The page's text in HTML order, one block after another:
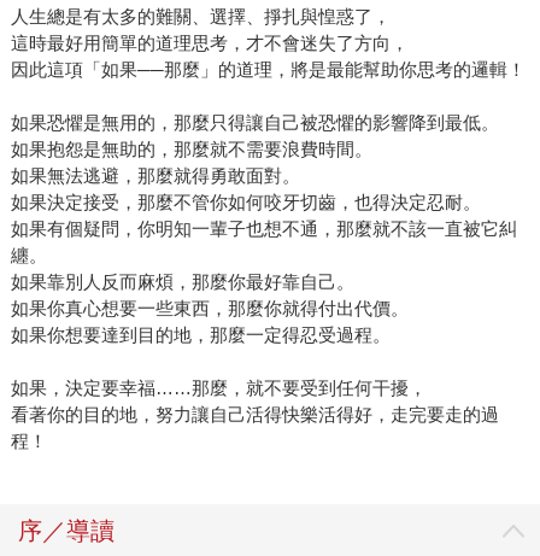
因為閱讀是很自我的活動，吳淡如享受一種自在閱讀的速
度，她不喜歡讀書會，不喜歡刻意的聚眾討論一本書，她喜
中一定有筆，看到重要的、有趣的一定畫線在右邊，看到哪
裏折記號到哪裏，所以她看過的書都有明顯的記號，她進一
步解釋「不習慣看別人的書，是因為她一定會破壞別人的書
的乾淨度。」 吳淡如總是同時幾本書交叉著看，但其中如有
小說，一定先一口氣看完。 閱讀時，她並不喜歡在咖啡廳看
書，也不喜歡固定的坐姿，她喜歡在家中的池塘邊或舒服的
躺在太妃椅或按摩椅旁，整排燈相伴，享受放鬆的閱讀，畢
竟閱讀對她像寫作一樣，像呼吸、像吃飯般自然。 實踐派的
淡如最近三個月看了哪些書，她說「少說也有一百本書。」
受訪當天她隨身帶了三本書，都是當天想閱讀的書，分別是
《敗犬的遠犬》（麥田）、《窮得有品味》（商周出版）及
品味》一書，可能不是很有內容的書，一看內容發現是介紹
歐洲空有伯爵名號的貴族，如何靠打工只賺一、二百元而自
人生總是有太多的難關、選擇、掙扎與惶惑了，
這時最好用簡單的道理思考，才不會迷失了方向，
因此這項「如果──那麼」的道理，將是最能幫助你思考的邏輯！
如果恐懼是無用的，那麼只得讓自己被恐懼的影響降到最低。
如果抱怨是無助的，那麼就不需要浪費時間。
如果無法逃避，那麼就得勇敢面對。
如果決定接受，那麼不管你如何咬牙切齒，也得決定忍耐。
如果有個疑問，你明知一輩子也想不通，那麼就不該一直被它糾
纏。
如果靠別人反而麻煩，那麼你最好靠自己。
如果你真心想要一些東西，那麼你就得付出代價。
如果你想要達到目的地，那麼一定得忍受過程。
如果，決定要幸福……那麼，就不要受到任何干擾，
看著你的目的地，努力讓自己活得快樂活得好，走完要走的過
程！
序／導讀